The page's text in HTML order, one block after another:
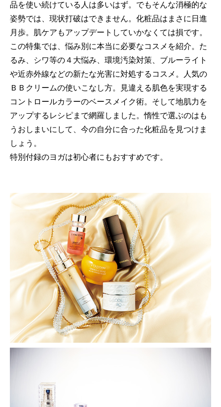
品を使い続けている人は多いはず。でもそんな消極的な
姿勢では、現状打破はできません。化粧品はまさに日進
月歩。肌ケアもアップデートしていかなくては損です。
この特集では、悩み別に本当に必要なコスメを紹介。た
るみ、シワ等の４大悩み、環境汚染対策、ブルーライト
や近赤外線などの新たな光害に対処するコスメ。人気の
ＢＢクリームの使いこなし方。見違える肌色を実現する
コントロールカラーのベースメイク術。そして地肌力を
アップするレシピまで網羅しました。惰性で選ぶのはも
うおしまいにして、今の自分に合った化粧品を見つけま
しょう。
特別付録のヨガは初心者にもおすすめです。